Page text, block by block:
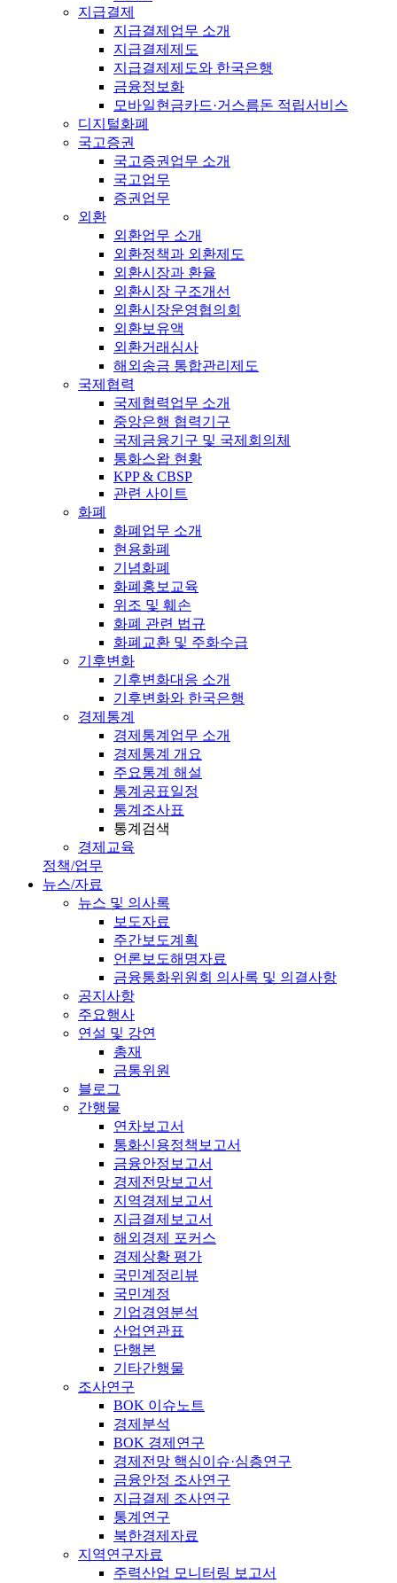
지급결제
지급결제업무 소개
지급결제제도
지급결제제도와 한국은행
금융정보화
모바일현금카드·거스름돈 적립서비스
디지털화폐
국고증권
국고증권업무 소개
국고업무
증권업무
외환
외환업무 소개
외환정책과 외환제도
외환시장과 환율
외환시장 구조개선
외환시장운영협의회
외환보유액
외환거래심사
해외송금 통합관리제도
국제협력
국제협력업무 소개
중앙은행 협력기구
국제금융기구 및 국제회의체
통화스왑 현황
KPP & CBSP
관련 사이트
화폐
화폐업무 소개
현용화폐
기념화폐
화폐홍보교육
위조 및 훼손
화폐 관련 법규
화폐교환 및 주화수급
기후변화
기후변화대응 소개
기후변화와 한국은행
경제통계
경제통계업무 소개
경제통계 개요
주요통계 해설
통계공표일정
통계조사표
통계검색
경제교육
정책/업무
뉴스/자료
뉴스 및 의사록
보도자료
주간보도계획
언론보도해명자료
금융통화위원회 의사록 및 의결사항
공지사항
주요행사
연설 및 강연
총재
금통위원
블로그
간행물
연차보고서
통화신용정책보고서
금융안정보고서
경제전망보고서
지역경제보고서
지급결제보고서
해외경제 포커스
경제상황 평가
국민계정리뷰
국민계정
기업경영분석
산업연관표
단행본
기타간행물
조사연구
BOK 이슈노트
경제분석
BOK 경제연구
경제전망 핵심이슈·심층연구
금융안정 조사연구
지급결제 조사연구
통계연구
북한경제자료
지역연구자료
주력산업 모니터링 보고서